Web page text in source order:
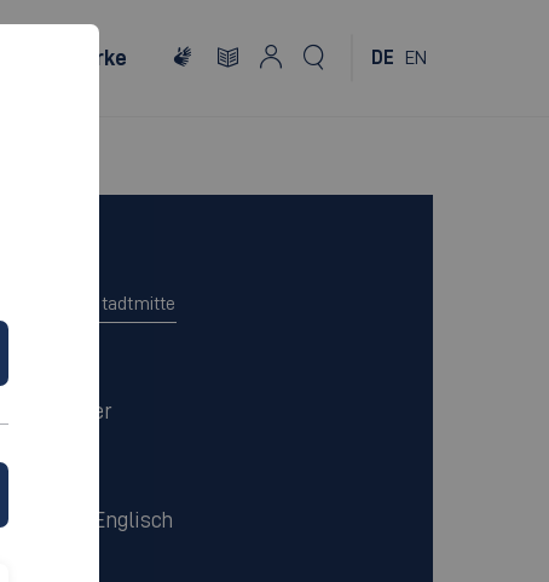
Netzwerke DE EN
Esslingen Stadtmitte
Dauer
7 Semester
Deutsch/Englisch